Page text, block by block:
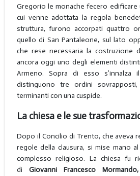
Gregorio le monache fecero
cui venne adottata la regola
struttura, furono accorpati quattro
quello di San Pantaleone, sul lato
che rese necessaria la costruzione
ancora oggi uno degli elementi
Armeno. Sopra di esso s’innalza
distinguono tre ordini
terminanti con una cuspide.
La chiesa e le sue
Dopo il Concilio di Trento, che aveva
regole della clausura, si mise mano
complesso religioso. La chiesa fu
di Giovanni Francesco